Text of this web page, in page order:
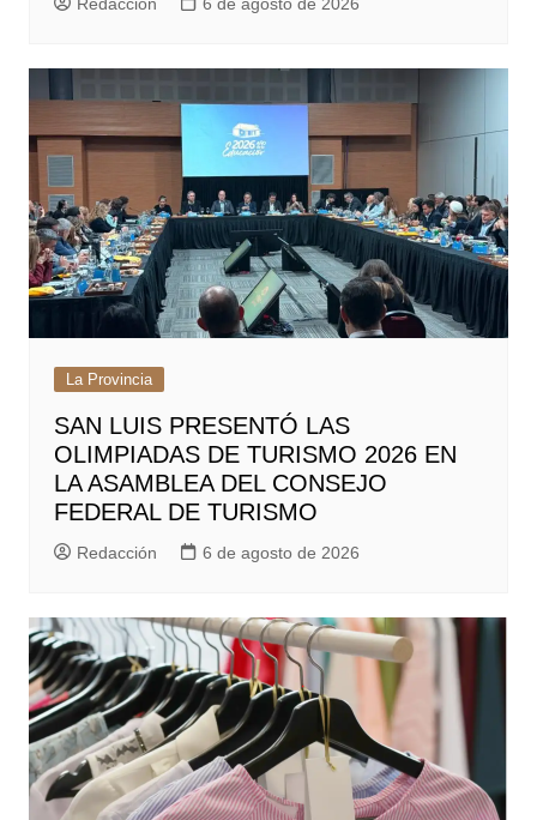
La Provincia
SAN LUIS PRESENTÓ LAS
OLIMPIADAS DE TURISMO 2026 EN
LA ASAMBLEA DEL CONSEJO
FEDERAL DE TURISMO
Redacción 6 de agosto de 2026